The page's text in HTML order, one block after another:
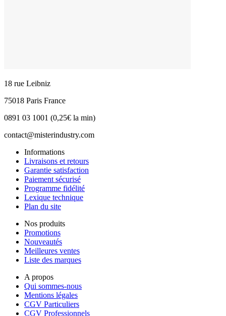
18 rue Leibniz
75018 Paris France
0891 03 1001 (0,25€ la min)
contact@misterindustry.com
Informations
Livraisons et retours
Garantie satisfaction
Paiement sécurisé
Programme fidélité
Lexique technique
Plan du site
Nos produits
Promotions
Nouveautés
Meilleures ventes
Liste des marques
A propos
Qui sommes-nous
Mentions légales
CGV Particuliers
CGV Professionnels